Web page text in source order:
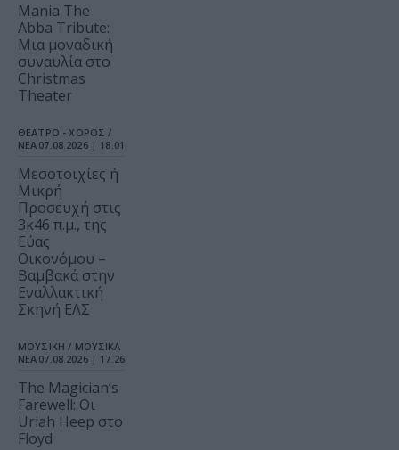
Mania The
Abba Tribute:
Μια μοναδική
συναυλία στο
Christmas
Theater
ΘΕΑΤΡΟ - ΧΟΡΟΣ /
ΝΕΑ 07.08.2026 | 18.01
Μεσοτοιχίες ή
Μικρή
Προσευχή στις
3κ46 π.μ., της
Εύας
Οικονόμου –
Βαμβακά στην
Εναλλακτική
Σκηνή ΕΛΣ
ΜΟΥΣΙΚΗ / ΜΟΥΣΙΚΑ
ΝΕΑ 07.08.2026 | 17.26
The Magician’s
Farewell: Οι
Uriah Heep στο
Floyd